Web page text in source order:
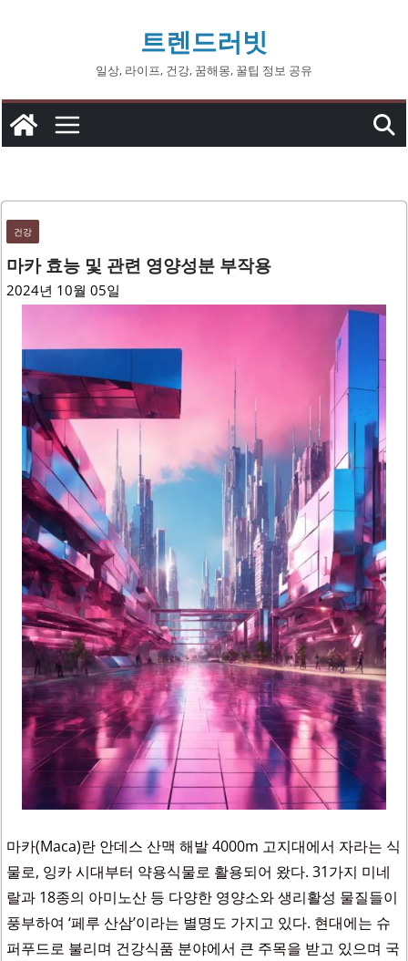
트렌드러빗
일상, 라이프, 건강, 꿈해몽, 꿀팁 정보 공유
건강
마카 효능 및 관련 영양성분 부작용
2024년 10월 05일
마카(Maca)란 안데스 산맥 해발 4000m 고지대에서 자라는 식
물로, 잉카 시대부터 약용식물로 활용되어 왔다. 31가지 미네
랄과 18종의 아미노산 등 다양한 영양소와 생리활성 물질들이
풍부하여 ‘페루 산삼’이라는 별명도 가지고 있다. 현대에는 슈
퍼푸드로 불리며 건강식품 분야에서 큰 주목을 받고 있으며 국